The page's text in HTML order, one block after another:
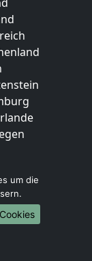
am Main
um die